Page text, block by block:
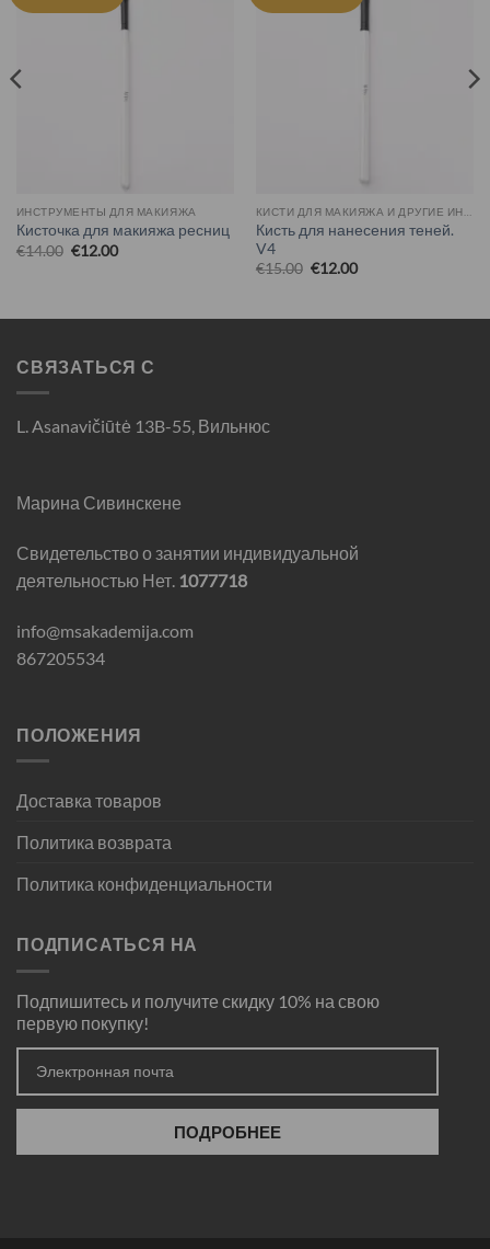
ИНСТРУМЕНТЫ ДЛЯ МАКИЯЖА
Кисточка для макияжа ресниц
€14.00 €12.00
Кисть для нанесения теней.
V4
€15.00 €12.00
СВЯЗАТЬСЯ С
L. Asanavičiūtė 13B-55, Вильнюс
Марина Сивинскене
Свидетельство о занятии индивидуальной
деятельностью Нет. 1077718
info@msakademija.com
867205534
ПОЛОЖЕНИЯ
Доставка товаров
Политика возврата
Политика конфиденциальности
ПОДПИСАТЬСЯ НА
Подпишитесь и получите скидку 10% на свою
первую покупку!
ПОДРОБНЕЕ